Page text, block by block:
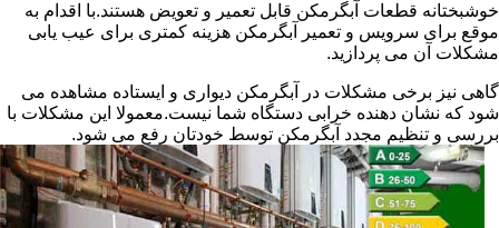
خوشبختانه قطعات آبگرمکن قابل تعمیر و تعویض هستند.با اقدام به
موقع برای سرویس و تعمیر آبگرمکن هزینه کمتری برای عیب یابی
مشکلات آن می پردازید.
گاهی نیز برخی مشکلات در آبگرمکن دیواری و ایستاده مشاهده می
شود که نشان دهنده خرابی دستگاه شما نیست.معمولا این مشکلات با
بررسی و تنظیم مجدد آبگرمکن توسط خودتان رفع می شود.